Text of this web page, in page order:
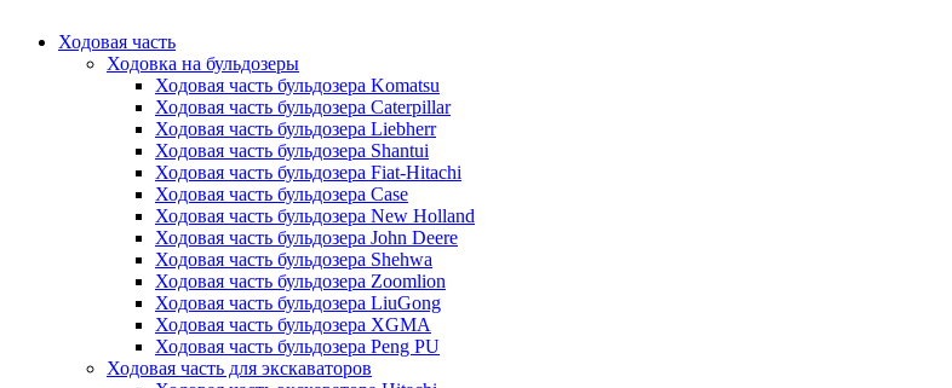
Ходовая часть
Ходовка на бульдозеры
Ходовая часть бульдозера Komatsu
Ходовая часть бульдозера Caterpillar
Ходовая часть бульдозера Liebherr
Ходовая часть бульдозера Shantui
Ходовая часть бульдозера Fiat-Hitachi
Ходовая часть бульдозера Case
Ходовая часть бульдозера New Holland
Ходовая часть бульдозера John Deere
Ходовая часть бульдозера Shehwa
Ходовая часть бульдозера Zoomlion
Ходовая часть бульдозера LiuGong
Ходовая часть бульдозера XGMA
Ходовая часть бульдозера Peng PU
Ходовая часть для экскаваторов